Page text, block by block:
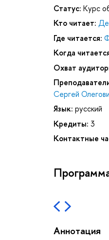
Статус: Курс
Кто читает:
Где читается:
Когда
Охват
Сергей
Язык: русский
Кредиты: 3
Контактные
Аннотация